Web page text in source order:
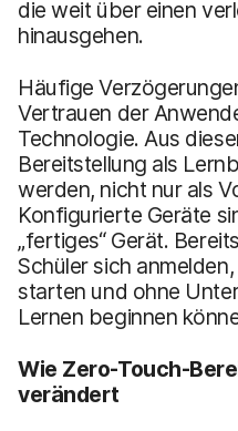
die weit über einen
hinausgehen.
Häufige
Vertrauen der
Technologie. Aus
Bereitstellung als
werden, nicht nur als
Konfigurierte Geräte
„fertiges“ Gerät.
Schüler sich
starten und ohne
Lernen beginnen
Wie Zero-Touch-
verändert